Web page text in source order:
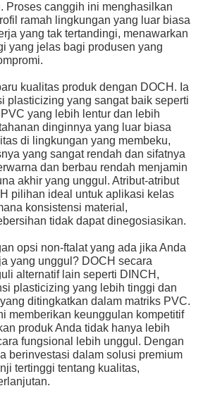
Proses canggih ini menghasilkan
ramah lingkungan yang luar biasa
yang tak tertandingi, menawarkan
yang jelas bagi produsen yang
kualitas produk dengan DOCH. Ia
plasticizing yang sangat baik seperti
yang lebih lentur dan lebih
dinginnya yang luar biasa
di lingkungan yang membeku,
yang sangat rendah dan sifatnya
dan berbau rendah menjamin
akhir yang unggul. Atribut-atribut
pilihan ideal untuk aplikasi kelas
konsistensi material,
tidak dapat dinegosiasikan.
opsi non-ftalat yang ada jika Anda
yang unggul? DOCH secara
alternatif lain seperti DINCH,
plasticizing yang lebih tinggi dan
ditingkatkan dalam matriks PVC.
memberikan keunggulan kompetitif
produk Anda tidak hanya lebih
fungsional lebih unggul. Dengan
berinvestasi dalam solusi premium
tertinggi tentang kualitas,